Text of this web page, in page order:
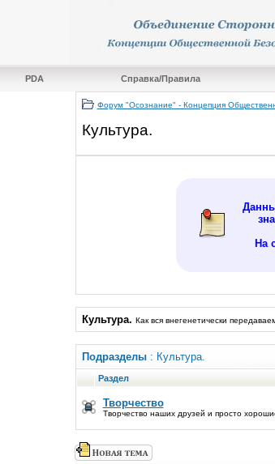
PDA Справка/Правила
Форум "Осознание" - Концепция
Культура.
На
Культура. Как вся внегенетически
Подразделы: Культура.
Раздел
Творчество
Творчество наших друзей и просто